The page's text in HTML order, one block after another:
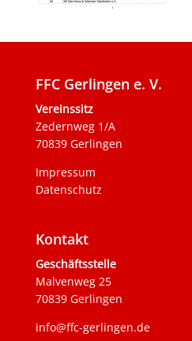
FFC Gerlingen e. V.
Vereinssitz
Zedernweg 1/A
70839 Gerlingen
Impressum
Datenschutz
Kontakt
Geschäftsstelle
Malvenweg 25
70839 Gerlingen
info@ffc-gerlingen.de